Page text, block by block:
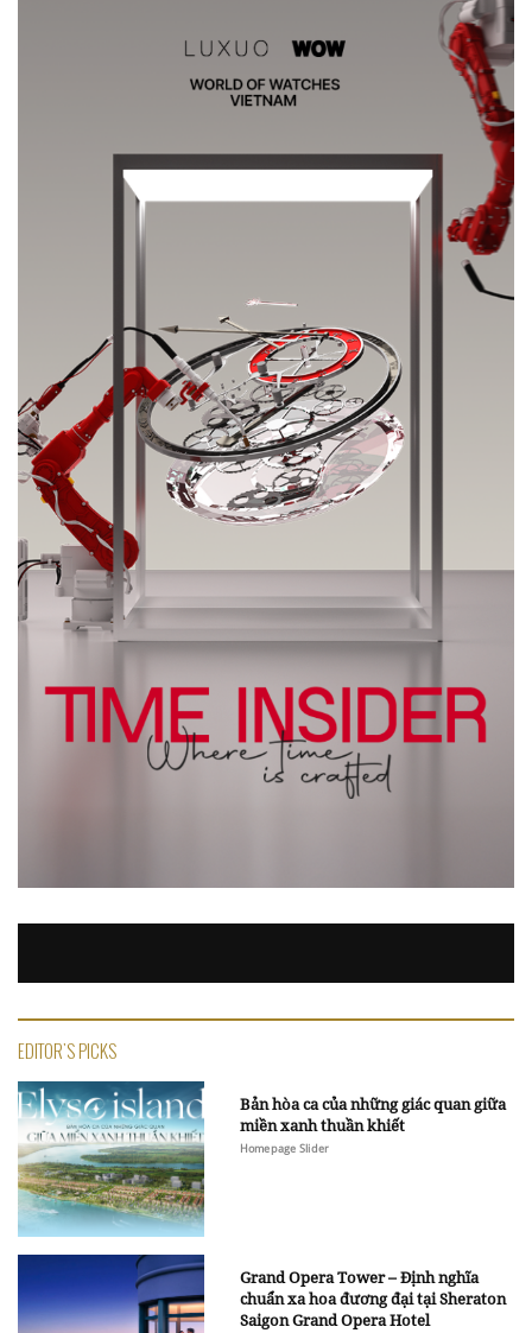
EDITOR'S PICKS
Bản hòa ca của những giác quan giữa
miền xanh thuần khiết
Homepage Slider
Grand Opera Tower – Định nghĩa
chuẩn xa hoa đương đại tại Sheraton
Saigon Grand Opera Hotel